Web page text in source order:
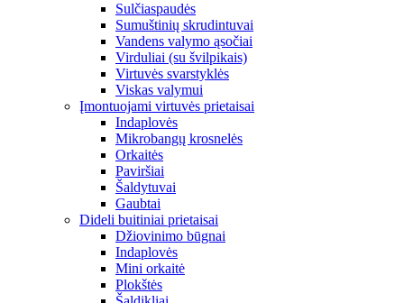
Sulčiaspaudės
Sumuštinių skrudintuvai
Vandens valymo ąsočiai
Virduliai (su švilpikais)
Virtuvės svarstyklės
Viskas valymui
Įmontuojami virtuvės prietaisai
Indaplovės
Mikrobangų krosnelės
Orkaitės
Paviršiai
Šaldytuvai
Gaubtai
Dideli buitiniai prietaisai
Džiovinimo būgnai
Indaplovės
Mini orkaitė
Plokštės